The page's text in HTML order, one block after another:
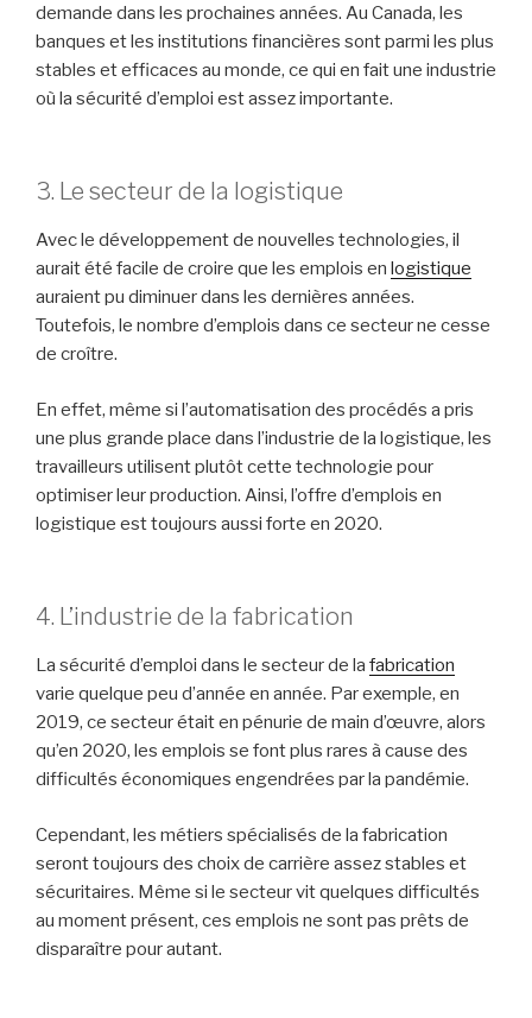
demande dans les prochaines années. Au Canada, les
banques et les institutions financières sont parmi les plus
stables et efficaces au monde, ce qui en fait une industrie
où la sécurité d’emploi est assez importante.
3. Le secteur de la logistique
Avec le développement de nouvelles technologies, il
aurait été facile de croire que les emplois en logistique
auraient pu diminuer dans les dernières années.
Toutefois, le nombre d’emplois dans ce secteur ne cesse
de croître.
En effet, même si l’automatisation des procédés a pris
une plus grande place dans l’industrie de la logistique, les
travailleurs utilisent plutôt cette technologie pour
optimiser leur production. Ainsi, l’offre d’emplois en
logistique est toujours aussi forte en 2020.
4. L’industrie de la fabrication
La sécurité d’emploi dans le secteur de la fabrication
varie quelque peu d’année en année. Par exemple, en
2019, ce secteur était en pénurie de main d’œuvre, alors
qu’en 2020, les emplois se font plus rares à cause des
difficultés économiques engendrées par la pandémie.
Cependant, les métiers spécialisés de la fabrication
seront toujours des choix de carrière assez stables et
sécuritaires. Même si le secteur vit quelques difficultés
au moment présent, ces emplois ne sont pas prêts de
disparaître pour autant.